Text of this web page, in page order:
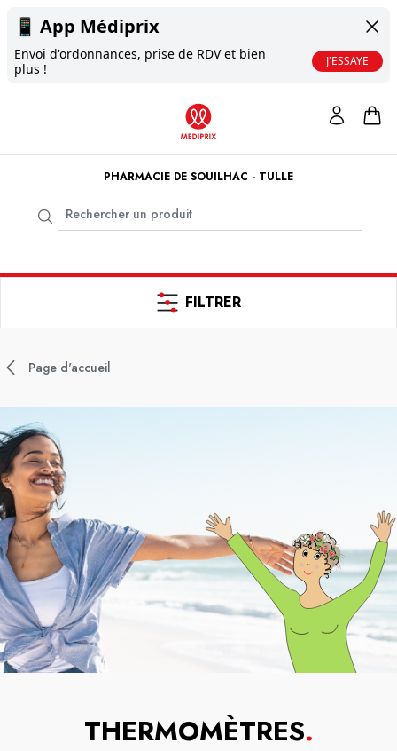
📱 App Médiprix
Envoi d'ordonnances, prise de RDV et bien
plus !
J'ESSAYE
PHARMACIE DE SOUILHAC - TULLE
FILTRER
Page d'accueil
THERMOMÈTRES.